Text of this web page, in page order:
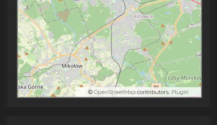
© OpenStreetMap contributors. Plugin